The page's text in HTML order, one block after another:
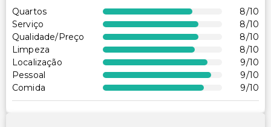
Quartos 8/10
Serviço
8/10
Qualidade/Preço
8/10
Limpeza
8/10
Localização
9/10
Pessoal
9/10
Comida
9/10